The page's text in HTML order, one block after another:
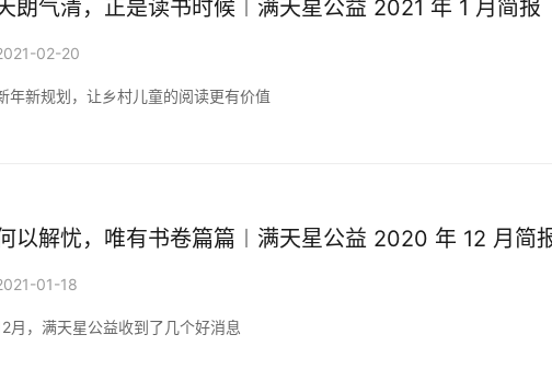
朗气清，正是读书时候︱满天星公益 2021 年 1 月简报
02-20
年新规划，让乡村儿童的阅读更有价值
以解忧，唯有书卷篇篇︱满天星公益 2020 年 12 月简
01-18
月，满天星公益收到了几个好消息